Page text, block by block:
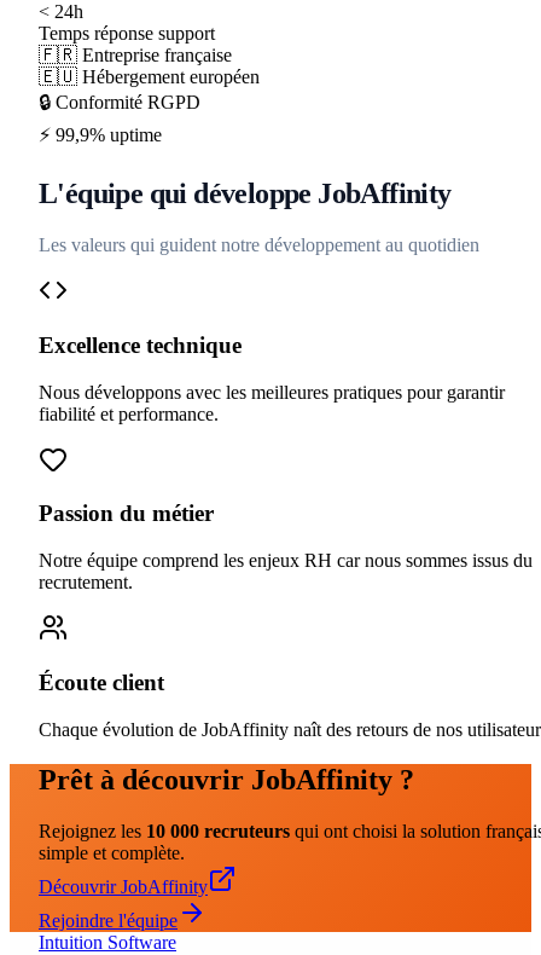
< 24h
Temps réponse support
🇫🇷 Entreprise française
🇪🇺 Hébergement européen
🔒 Conformité RGPD
⚡ 99,9% uptime
L'équipe qui développe JobAffinity
Les valeurs qui guident notre développement au quotidien
Excellence technique
Nous développons avec les meilleures pratiques pour garantir
fiabilité et performance.
Passion du métier
Notre équipe comprend les enjeux RH car nous sommes issus du
recrutement.
Écoute client
Chaque évolution de JobAffinity naît des retours de nos
Prêt à découvrir JobAffinity ?
Rejoignez les 10 000 recruteurs qui ont choisi la solution
simple et complète.
Découvrir JobAffinity
Rejoindre l'équipe
Intuition Software